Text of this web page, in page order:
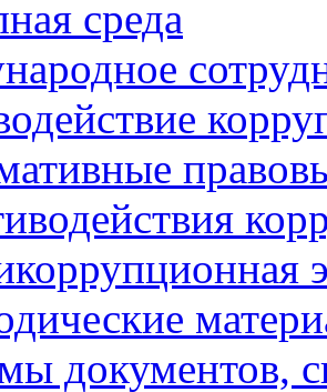
среда
документов,